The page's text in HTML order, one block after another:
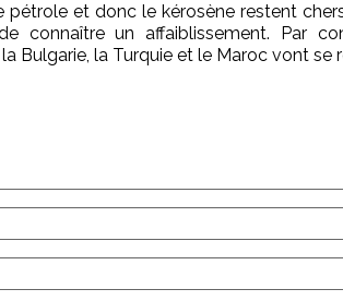
pétrole et donc le kérosène restent
connaître un affaiblissement. Par
Bulgarie, la Turquie et le Maroc vont se